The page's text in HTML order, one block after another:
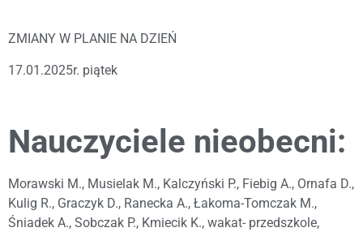
ZMIANY W PLANIE NA DZIEŃ
17.01.2025r. piątek
Nauczyciele nieobecni:
Morawski M., Musielak M., Kalczyński P., Fiebig A., Ornafa D.,
Kulig R., Graczyk D., Ranecka A., Łakoma-Tomczak M.,
Śniadek A., Sobczak P., Kmiecik K., wakat- przedszkole,